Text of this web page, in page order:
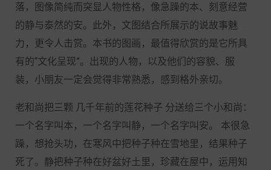
落，图像简纯而突显人物性格，像急躁的本、刻意经营
的静与泰然的安。此外，文图结合所展示的说故事魅
力，更令人击赏。本书的图画，最值得欣赏的是它所具
有的“文化呈现”。出现的人物，以及他们的容貌、服
装，小朋友一定会觉得非常熟悉，感到格外亲切。
老和尚把三颗 几千年前的莲花种子 分送给三个小和尚：
一个名字叫本，一个名字叫静，一个名字叫安。 本很急
躁，想抢头功，在寒风中把种子种在雪地里，结果种子
死了。静把种子种在好盆好土里，珍藏在屋中，运用知